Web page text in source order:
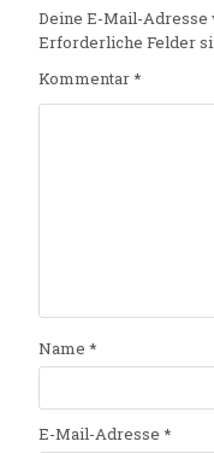
Deine E-Mail-
Erforderliche Felder
Kommentar*
Name *
E-Mail-Adresse *